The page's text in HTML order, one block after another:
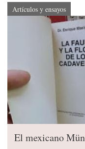
Artículos y ensayos
El mexicano